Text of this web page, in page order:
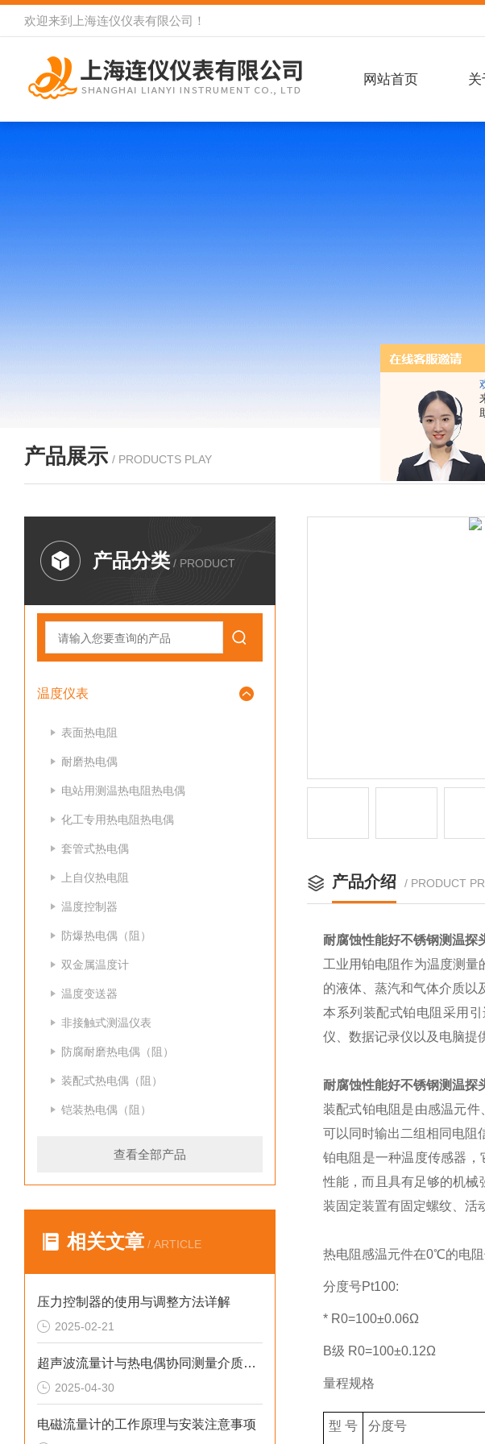
欢迎来到 上海连仪仪表有限公司 ！
网站首页 关
产品展示 / PRODUCTS PLAY 我的位置：
产品分类 / PRODUCT
温度仪表
表面热电阻
耐磨热电偶
电站用测温热电阻热电偶
化工专用热电阻热电偶
套管式热电偶
上自仪热电阻
温度控制器
防爆热电偶（阻）
双金属温度计
温度变送器
非接触式测温仪表
防腐耐磨热电偶（阻）
装配式热电偶（阻）
铠装热电偶（阻）
查看全部产品
相关文章 / ARTICLE
压力控制器的使用与调整方法详解
2025-02-21
超声波流量计与热电偶协同测量介质热量的技术方案
2025-04-30
电磁流量计的工作原理与安装注意事项
产品介绍 / PRODUCT
耐腐蚀性能好不锈钢测温探
工业用铂电阻作为温度测
的液体、蒸汽和气体介质以
本系列装配式铂电阻采用
仪、数据记录仪以及电脑提
耐腐蚀性能好不锈钢测温探
装配式铂电阻是由感温元
可以同时输出二组相同电阻
铂电阻是一种温度传感器
性能，而且具有足够的机械
装固定装置有固定螺纹、活
热电阻感温元件在0℃的电
分度号Pt100:
* R0=100±0.06Ω
B级 R0=100±0.12Ω
量程规格
型 号 分度号